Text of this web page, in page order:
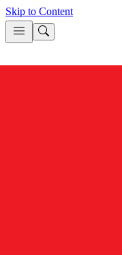
Skip to Content